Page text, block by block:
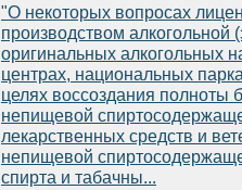
"О некоторых вопросах
производством алкогольной
оригинальных алкогольных
центрах, национальных
целях воссоздания полноты
непищевой
лекарственных средств и
непищевой
спирта и табачны...